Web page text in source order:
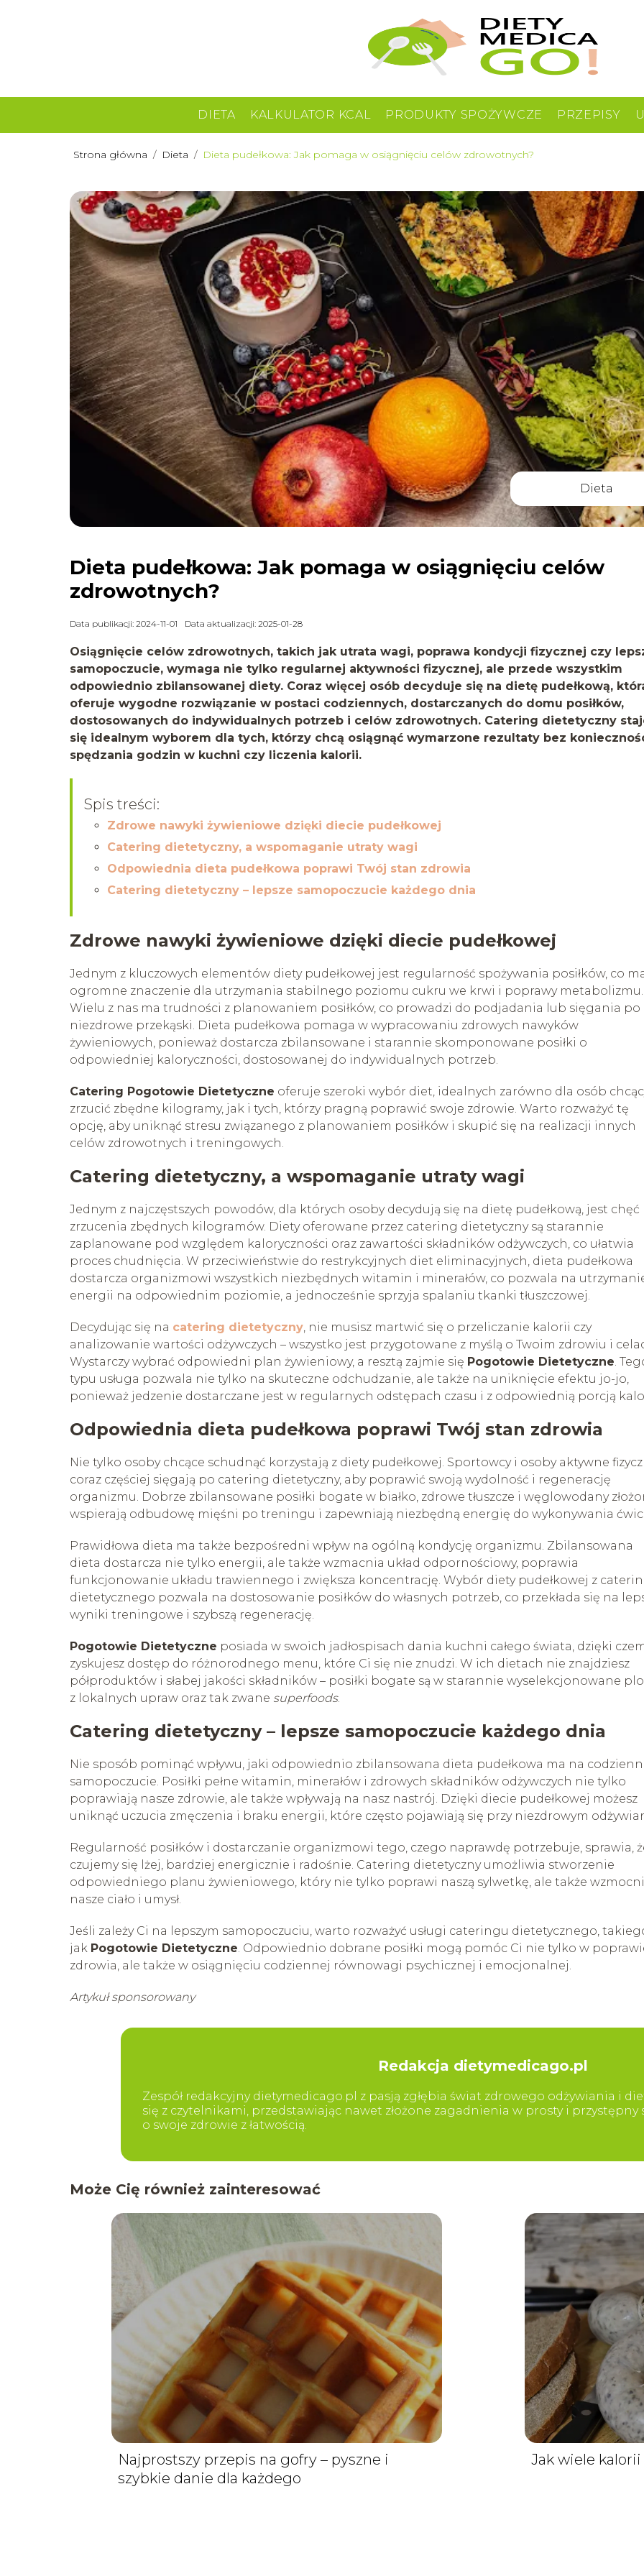
DIETA KALKULATOR KCAL PRODUKTY SPOŻYWCZE PRZEPISY
Strona główna / Dieta / Dieta pudełkowa: Jak pomaga w osiągnięciu celów zdrowotnych?
Dieta
Dieta pudełkowa: Jak pomaga w osiągnięciu celów
zdrowotnych?
Data publikacji: 2024-11-01 Data aktualizacji: 2025-01-28
Osiągnięcie celów zdrowotnych, takich jak utrata wagi, poprawa kondycji fizycznej czy
samopoczucie, wymaga nie tylko regularnej aktywności fizycznej, ale przede wszystkim
odpowiednio zbilansowanej diety. Coraz więcej osób decyduje się na dietę pudełkową,
oferuje wygodne rozwiązanie w postaci codziennych, dostarczanych do domu posiłków,
dostosowanych do indywidualnych potrzeb i celów zdrowotnych. Catering dietetyczny
się idealnym wyborem dla tych, którzy chcą osiągnąć wymarzone rezultaty bez
spędzania godzin w kuchni czy liczenia kalorii.
Spis treści:
Zdrowe nawyki żywieniowe dzięki diecie pudełkowej
Catering dietetyczny, a wspomaganie utraty wagi
Odpowiednia dieta pudełkowa poprawi Twój stan zdrowia
Catering dietetyczny – lepsze samopoczucie każdego dnia
Zdrowe nawyki żywieniowe dzięki diecie pudełkowej
Jednym z kluczowych elementów diety pudełkowej jest regularność spożywania posiłków, co
ogromne znaczenie dla utrzymania stabilnego poziomu cukru we krwi i poprawy metabolizmu.
Wielu z nas ma trudności z planowaniem posiłków, co prowadzi do podjadania lub sięgania po
niezdrowe przekąski. Dieta pudełkowa pomaga w wypracowaniu zdrowych nawyków
żywieniowych, ponieważ dostarcza zbilansowane i starannie skomponowane posiłki o
odpowiedniej kaloryczności, dostosowanej do indywidualnych potrzeb.
Catering Pogotowie Dietetyczne oferuje szeroki wybór diet, idealnych zarówno dla osób
zrzucić zbędne kilogramy, jak i tych, którzy pragną poprawić swoje zdrowie. Warto rozważyć tę
opcję, aby uniknąć stresu związanego z planowaniem posiłków i skupić się na realizacji innych
celów zdrowotnych i treningowych.
Catering dietetyczny, a wspomaganie utraty wagi
Jednym z najczęstszych powodów, dla których osoby decydują się na dietę pudełkową, jest chęć
zrzucenia zbędnych kilogramów. Diety oferowane przez catering dietetyczny są starannie
zaplanowane pod względem kaloryczności oraz zawartości składników odżywczych, co ułatwia
proces chudnięcia. W przeciwieństwie do restrykcyjnych diet eliminacyjnych, dieta pudełkowa
dostarcza organizmowi wszystkich niezbędnych witamin i minerałów, co pozwala na
energii na odpowiednim poziomie, a jednocześnie sprzyja spalaniu tkanki tłuszczowej.
Decydując się na catering dietetyczny, nie musisz martwić się o przeliczanie kalorii czy
analizowanie wartości odżywczych – wszystko jest przygotowane z myślą o Twoim zdrowiu i
Wystarczy wybrać odpowiedni plan żywieniowy, a resztą zajmie się Pogotowie Dietetyczne.
typu usługa pozwala nie tylko na skuteczne odchudzanie, ale także na uniknięcie efektu jo-jo,
ponieważ jedzenie dostarczane jest w regularnych odstępach czasu i z odpowiednią porcją
Odpowiednia dieta pudełkowa poprawi Twój stan zdrowia
Nie tylko osoby chcące schudnąć korzystają z diety pudełkowej. Sportowcy i osoby aktywne
coraz częściej sięgają po catering dietetyczny, aby poprawić swoją wydolność i regenerację
organizmu. Dobrze zbilansowane posiłki bogate w białko, zdrowe tłuszcze i węglowodany
wspierają odbudowę mięśni po treningu i zapewniają niezbędną energię do wykonywania
Prawidłowa dieta ma także bezpośredni wpływ na ogólną kondycję organizmu. Zbilansowana
dieta dostarcza nie tylko energii, ale także wzmacnia układ odpornościowy, poprawia
funkcjonowanie układu trawiennego i zwiększa koncentrację. Wybór diety pudełkowej z
dietetycznego pozwala na dostosowanie posiłków do własnych potrzeb, co przekłada się na
wyniki treningowe i szybszą regenerację.
Pogotowie Dietetyczne posiada w swoich jadłospisach dania kuchni całego świata, dzięki
zyskujesz dostęp do różnorodnego menu, które Ci się nie znudzi. W ich dietach nie znajdziesz
półproduktów i słabej jakości składników – posiłki bogate są w starannie wyselekcjonowane
z lokalnych upraw oraz tak zwane superfoods.
Catering dietetyczny – lepsze samopoczucie każdego dnia
Nie sposób pominąć wpływu, jaki odpowiednio zbilansowana dieta pudełkowa ma na
samopoczucie. Posiłki pełne witamin, minerałów i zdrowych składników odżywczych nie tylko
poprawiają nasze zdrowie, ale także wpływają na nasz nastrój. Dzięki diecie pudełkowej możesz
uniknąć uczucia zmęczenia i braku energii, które często pojawiają się przy niezdrowym
Regularność posiłków i dostarczanie organizmowi tego, czego naprawdę potrzebuje, sprawia,
czujemy się lżej, bardziej energicznie i radośnie. Catering dietetyczny umożliwia stworzenie
odpowiedniego planu żywieniowego, który nie tylko poprawi naszą sylwetkę, ale także wzmocni
nasze ciało i umysł.
Jeśli zależy Ci na lepszym samopoczuciu, warto rozważyć usługi cateringu dietetycznego,
jak Pogotowie Dietetyczne. Odpowiednio dobrane posiłki mogą pomóc Ci nie tylko w
zdrowia, ale także w osiągnięciu codziennej równowagi psychicznej i emocjonalnej.
Artykuł sponsorowany
Redakcja dietymedicago.pl
Zespół redakcyjny dietymedicago.pl z pasją zgłębia świat zdrowego odżywiania i
się z czytelnikami, przedstawiając nawet złożone zagadnienia w prosty i przystępny
o swoje zdrowie z łatwością.
Może Cię również zainteresować
Najprostszy przepis na gofry – pyszne i
szybkie danie dla każdego
Jak wiele kalorii